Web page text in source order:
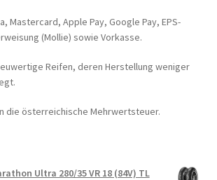
Mastercard, Apple Pay, Google Pay, EPS-
(Mollie) sowie Vorkasse.
Reifen, deren Herstellung weniger
die österreichische Mehrwertsteuer.
Ultra 280/35 VR 18 (84V) TL